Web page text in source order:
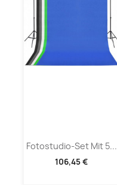
Fotostudio-Set Mit 5...
106,45 €